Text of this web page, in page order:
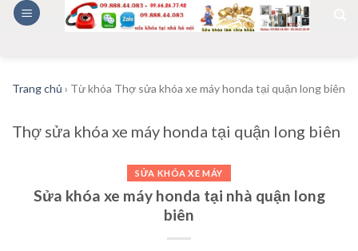
Skip
Trang chủ › Từ khóa Thợ sửa khóa xe máy honda tại quận long biên
Thợ sửa khóa xe máy honda tại quận long biên
SỬA KHÓA XE MÁY
Sửa khóa xe máy honda tại nhà quận long
biên